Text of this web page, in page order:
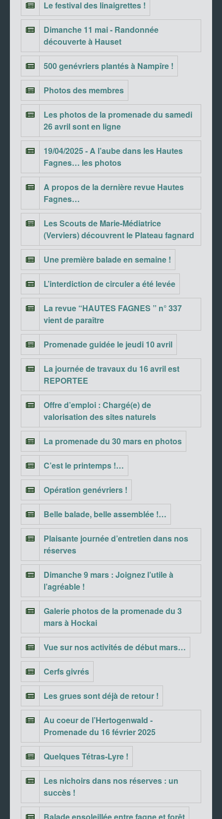
Le festival des linaigrettes !
Dimanche 11 mai - Randonnée
découverte à Hauset
500 genévriers plantés à Nampîre !
Photos des membres
Les photos de la promenade du samedi
26 avril sont en ligne
19/04/2025 - A l’aube dans les Hautes
Fagnes… les photos
A propos de la dernière revue Hautes
Fagnes…
Les Scouts de Marie-Médiatrice
(Verviers) découvrent le Plateau fagnard
Une première balade en semaine !
L’interdiction de circuler a été levée
La revue “HAUTES FAGNES ” n° 337
vient de paraître
Promenade guidée le jeudi 10 avril
La journée de travaux du 16 avril est
REPORTEE
Offre d’emploi : Chargé(e) de
valorisation des sites naturels
La promenade du 30 mars en photos
C’est le printemps !…
Opération genévriers !
Belle balade, belle assemblée !…
Plaisante journée d’entretien dans nos
réserves
Dimanche 9 mars : Joignez l’utile à
l’agréable !
Galerie photos de la promenade du 3
mars à Hockai
Vue sur nos activités de début mars…
Cerfs givrés
Les grues sont déjà de retour !
Au coeur de l’Hertogenwald -
Promenade du 16 février 2025
Quelques Tétras-Lyre !
Les nichoirs dans nos réserves : un
succès !
Balade ensoleillée entre fagne et forêt